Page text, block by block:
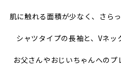
肌に触れる面積が少なく、さら
シャツタイプの長袖と、Vネッ
お父さんやおじいちゃんへのプ